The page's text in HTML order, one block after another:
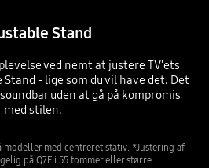
Stand
ved nemt at justere TV'ets
- lige som du vil have det. Det
uden at gå på kompromis
med stilen.
modeller med centreret stativ. *Justering af
på Q7F i 55 tommer eller større.